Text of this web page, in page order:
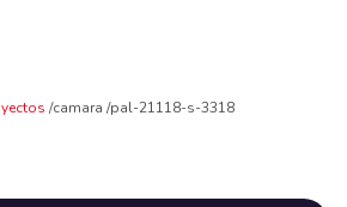
camara pal-21118-s-3318